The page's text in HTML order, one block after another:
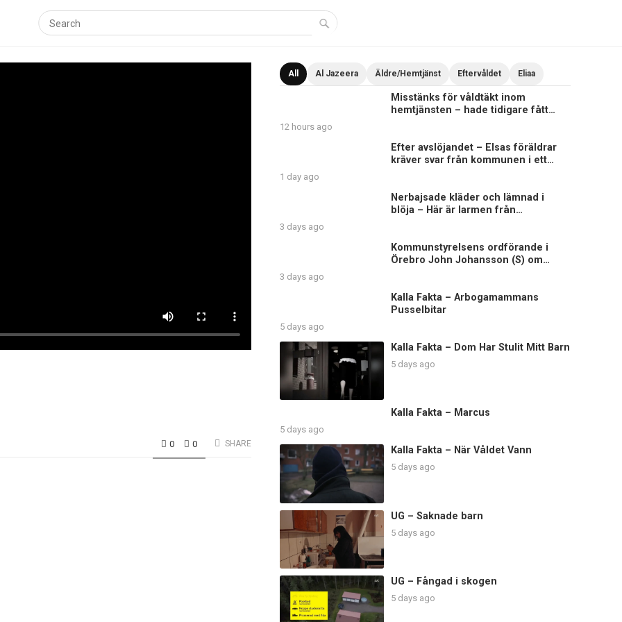
0 0 SHARE
All Al Jazeera Äldre/Hemtjänst Eftervåldet Eliaa
Misstänks för våldtäkt inom
hemtjänsten – hade tidigare fått
12 hours ago
Efter avslöjandet – Elsas föräldrar
kräver svar från kommunen i ett
1 day ago
Nerbajsade kläder och lämnad i
blöja – Här är larmen från
3 days ago
Kommunstyrelsens ordförande i
Örebro John Johansson (S) om
3 days ago
Kalla Fakta – Arbogamammans
Pusselbitar
5 days ago
Kalla Fakta – Dom Har Stulit Mitt Barn
5 days ago
Kalla Fakta – Marcus
5 days ago
Kalla Fakta – När Våldet Vann
5 days ago
UG – Saknade barn
5 days ago
UG – Fångad i skogen
5 days ago